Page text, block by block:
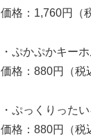
価格：1,760円（
・ぷかぷかキー
価格：880円（税
・ぷっくりった
価格：880円（税